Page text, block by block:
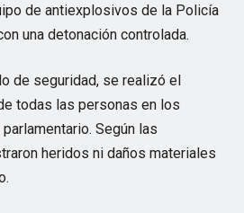
de antiexplosivos de la Policía
una detonación controlada.
de seguridad, se realizó el
todas las personas en los
Según las
heridos ni daños materiales